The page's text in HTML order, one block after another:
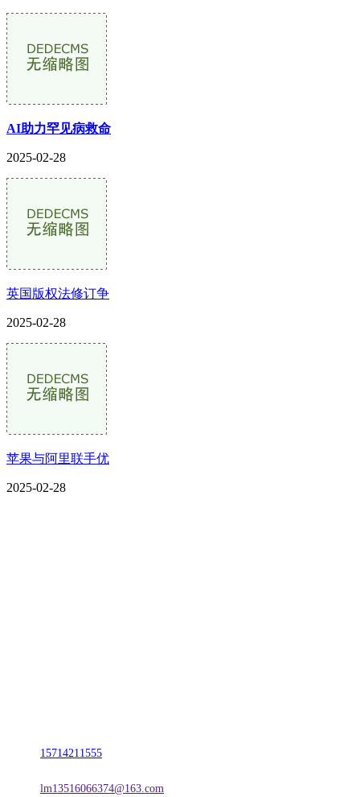
AI助力罕见病救命
2025-02-28
英国版权法修订争
2025-02-28
苹果与阿里联手优
2025-02-28
15714211555
lm13516066374@163.com